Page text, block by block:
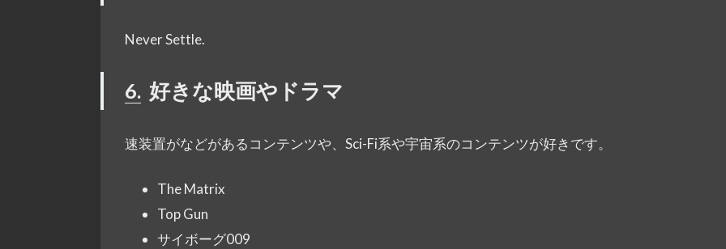
Never Settle.
6. 好きな映画やドラマ
速装置がなどがあるコンテンツや、Sci-Fi系や宇宙系のコンテンツが好きです。
The Matrix
Top Gun
サイボーグ009